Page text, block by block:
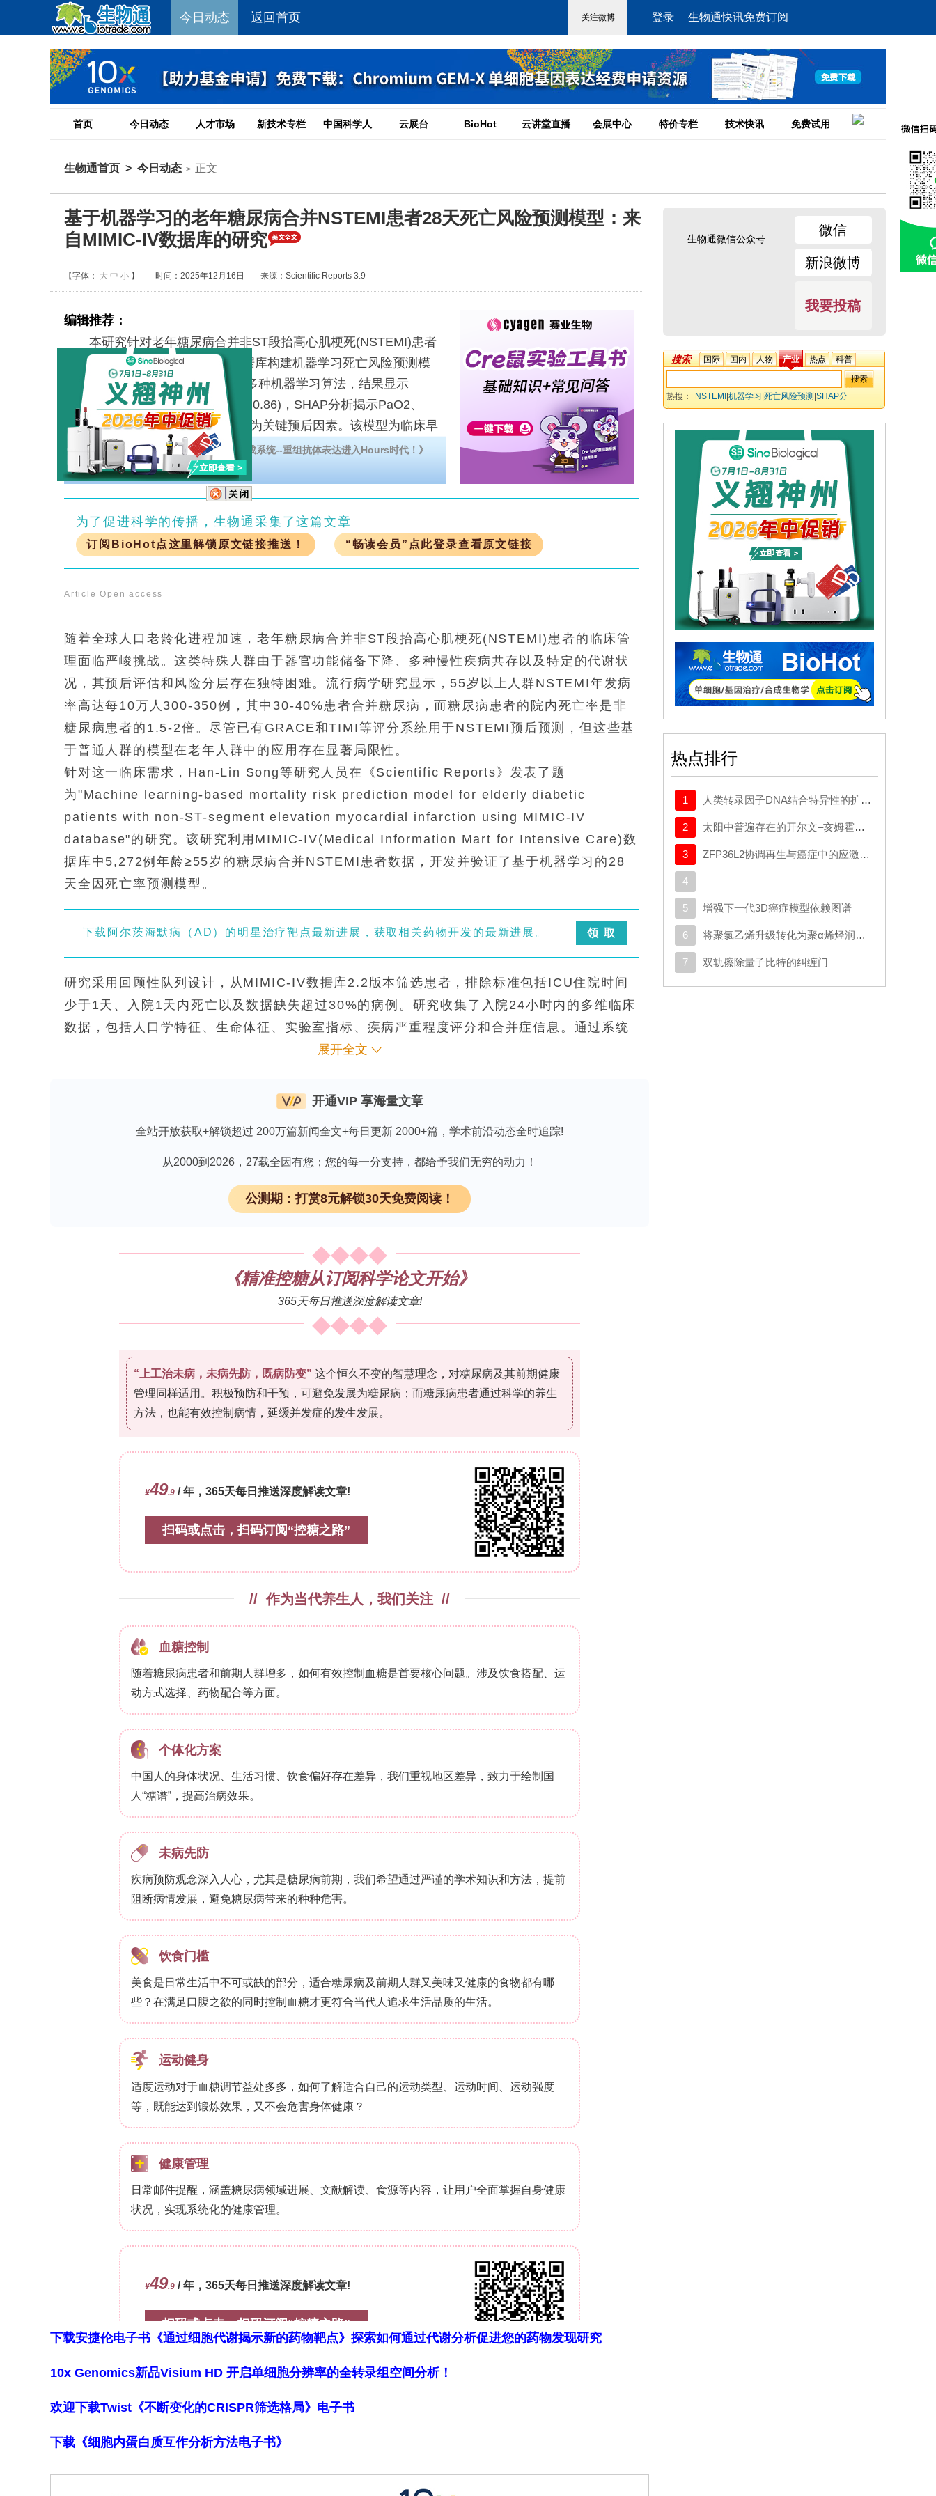
今日动态 返回首页 登录 生物通快讯免费订阅
首页 今日动态 人才市场 新技术专栏 中国科学人 云展台 BioHot 云讲堂直播 会展中心 特价专栏 技术快讯 免费试用
生物通首页 > 今日动态 > 正文
基于机器学习的老年糖尿病合并NSTEMI患者28天死亡风险预测模型：来
自MIMIC-IV数据库的研究
【字体： 大 中 小 】 时间：2025年12月16日 来源：Scientific Reports 3.9
编辑推荐：
本研究针对老年糖尿病合并非ST段抬高心肌梗死(NSTEMI)患者
预后评估难题，利用MIMIC-IV数据库构建机器学习死亡风险预测模
型。研究纳入5,272例患者，开发多种机器学习算法，结果显示
XGBoost模型预测性能最优(AUC=0.86)，SHAP分析揭示PaO2、
Charlson合并症指数和APSIII评分为关键预后因素。该模型为临床早
期风险分层提供精准工具。
下载详细解决方案，揭秘《无细胞表达合成系统--重组抗体表达进入Hours时代！》
为了促进科学的传播，生物通采集了这篇文章
订阅BioHot点这里解锁原文链接推送！ “畅读会员”点此登录查看原文链接
Article Open access
随着全球人口老龄化进程加速，老年糖尿病合并非ST段抬高心肌梗死(NSTEMI)患者的临床管
理面临严峻挑战。这类特殊人群由于器官功能储备下降、多种慢性疾病共存以及特定的代谢状
况，其预后评估和风险分层存在独特困难。流行病学研究显示，55岁以上人群NSTEMI年发病
率高达每10万人300-350例，其中30-40%患者合并糖尿病，而糖尿病患者的院内死亡率是非
糖尿病患者的1.5-2倍。尽管已有GRACE和TIMI等评分系统用于NSTEMI预后预测，但这些基
于普通人群的模型在老年人群中的应用存在显著局限性。
针对这一临床需求，Han-Lin Song等研究人员在《Scientific Reports》发表了题
为"Machine learning-based mortality risk prediction model for elderly diabetic
patients with non-ST-segment elevation myocardial infarction using MIMIC-IV
database"的研究。该研究利用MIMIC-IV(Medical Information Mart for Intensive Care)数
据库中5,272例年龄≥55岁的糖尿病合并NSTEMI患者数据，开发并验证了基于机器学习的28
天全因死亡率预测模型。
下载阿尔茨海默病（AD）的明星治疗靶点最新进展，获取相关药物开发的最新进展。 领 取
研究采用回顾性队列设计，从MIMIC-IV数据库2.2版本筛选患者，排除标准包括ICU住院时间
少于1天、入院1天内死亡以及数据缺失超过30%的病例。研究收集了入院24小时内的多维临床
数据，包括人口学特征、生命体征、实验室指标、疾病严重程度评分和合并症信息。通过系统
数据预处理流程，采用中位数填补数值特征缺失值，众数填补分类特征缺失值，并进行min-
叶斯，使用Optuna框架进行超参数优化，以五折交叉验证评估性能。模型解释采用
SHAP(SHapley Additive exPlanations)值分析，通过多种可视化方法揭示特征贡献模式。
研究结果显示，XGBoost模型在测试集上表现最优，AUC值为0.86，Brier评分为0.12，显示
出良好的判别能力和校准性能。决策曲线分析证实该模型在所有风险阈值区间均优于传统的
SHAP分析揭示了关键预后因素的复杂非线性关系。PaO 2、Charlson合并症指数和APSIII评
分被确定为前三位最具影响力的预测因子。乳酸水平显示出最广泛的SHAP值分布范围(-0.5至
1.5)，其转折点约为2.0 mmol/L，超过此值后SHAP值线性增加，提示预后恶化。血小板计数
(PLT)表现出独特的双向影响模式：低值区域(<150×10
/L)显示正向预测贡献，而高值区域
(>300×10
/L)转为负向影响。
展开全文
开通VIP 享海量文章
全站开放获取+解锁超过 200万篇新闻全文+每日更新 2000+篇，学术前沿动态全时追踪!
从2000到2026，27载全因有您；您的每一分支持，都给予我们无穷的动力！
公测期：打赏8元解锁30天免费阅读！
下载安捷伦电子书《通过细胞代谢揭示新的药物靶点》探索如何通过代谢分析促进您的药物发现研究
10x Genomics新品Visium HD 开启单细胞分辨率的全转录组空间分析！
欢迎下载Twist《不断变化的CRISPR筛选格局》电子书
下载《细胞内蛋白质互作分析方法电子书》
生物通微信公众号
微信
新浪微博
我要投稿
搜索 国际 国内 人物 产业 热点 科普
热搜： NSTEMI 机器学习 死亡风险预测 SHAP分
|28天死亡率|风险分层
热点排行
1 人类转录因子DNA结合特异性的扩展密码本
2 太阳中普遍存在的开尔文–亥姆霍兹不稳定性驱动等离子体混合
3 ZFP36L2协调再生与癌症中的应激适应性可塑性
4
5 增强下一代3D癌症模型依赖图谱
6 将聚氯乙烯升级转化为聚α烯烃润滑剂
7 双轨擦除量子比特的纠缠门